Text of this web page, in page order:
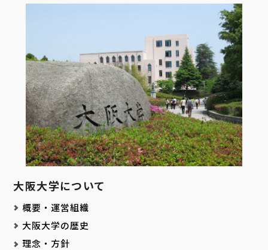
大阪大学について
概要・運営組織
大阪大学の歴史
理念・方針